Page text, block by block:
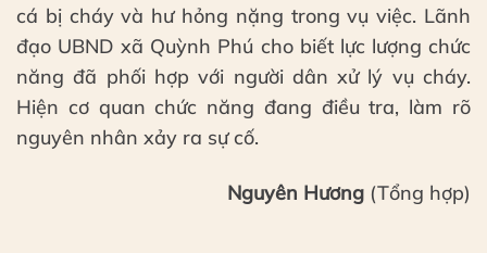
cá bị cháy và hư hỏng nặng trong vụ việc. Lãnh
đạo UBND xã Quỳnh Phú cho biết lực lượng chức
năng đã phối hợp với người dân xử lý vụ cháy.
Hiện cơ quan chức năng đang điều tra, làm rõ
nguyên nhân xảy ra sự cố.
Nguyên Hương (Tổng hợp)